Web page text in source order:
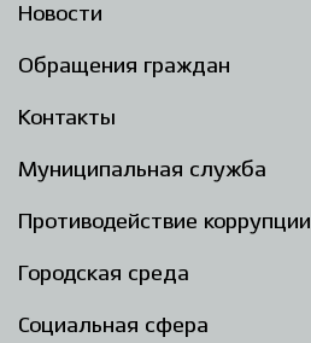
Новости
Обращения граждан
Контакты
Муниципальная служба
Противодействие коррупции
Городская среда
Социальная сфера